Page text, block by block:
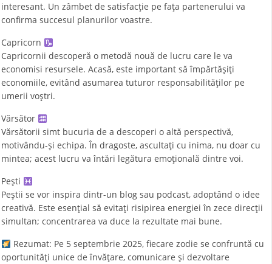
interesant. Un zâmbet de satisfacție pe fața partenerului va
confirma succesul planurilor voastre.
Capricorn
Capricornii descoperă o metodă nouă de lucru care le va
economisi resursele. Acasă, este important să împărtășiți
economiile, evitând asumarea tuturor responsabilităților pe
umerii voștri.
Vărsător
Vărsătorii simt bucuria de a descoperi o altă perspectivă,
motivându-și echipa. În dragoste, ascultați cu inima, nu doar cu
mintea; acest lucru va întări legătura emoțională dintre voi.
Pești
Peștii se vor inspira dintr-un blog sau podcast, adoptând o idee
creativă. Este esențial să evitați risipirea energiei în zece direcții
simultan; concentrarea va duce la rezultate mai bune.
Rezumat: Pe 5 septembrie 2025, fiecare zodie se confruntă cu
oportunități unice de învățare, comunicare și dezvoltare